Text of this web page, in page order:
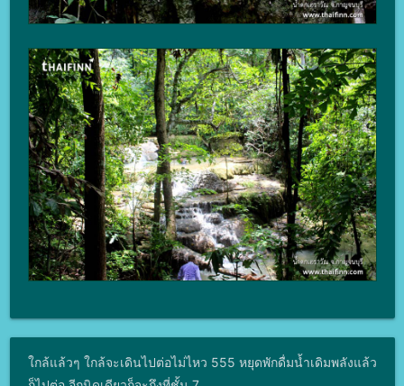
ใกล้แล้วๆ ใกล้จะเดินไปต่อไม่ไหว 555 หยุดพักดื่มน้ำเดิมพลังแล้ว